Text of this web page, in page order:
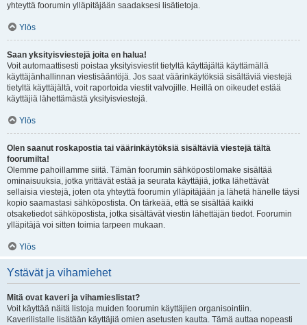
yhteyttä foorumin ylläpitäjään saadaksesi lisätietoja.
Ylös
Saan yksityisviestejä joita en halua!
Voit automaattisesti poistaa yksityisviestit tietyltä käyttäjältä käyttämällä
käyttäjänhallinnan viestisääntöjä. Jos saat väärinkäytöksiä sisältäviä viestejä
tietyltä käyttäjältä, voit raportoida viestit valvojille. Heillä on oikeudet estää
käyttäjiä lähettämästä yksityisviestejä.
Ylös
Olen saanut roskapostia tai väärinkäytöksiä sisältäviä viestejä tältä
foorumilta!
Olemme pahoillamme siitä. Tämän foorumin sähköpostilomake sisältää
ominaisuuksia, jotka yrittävät estää ja seurata käyttäjiä, jotka lähettävät
sellaisia viestejä, joten ota yhteyttä foorumin ylläpitäjään ja lähetä hänelle täysi
kopio saamastasi sähköpostista. On tärkeää, että se sisältää kaikki
otsaketiedot sähköpostista, jotka sisältävät viestin lähettäjän tiedot. Foorumin
ylläpitäjä voi sitten toimia tarpeen mukaan.
Ylös
Ystävät ja vihamiehet
Mitä ovat kaveri ja vihamieslistat?
Voit käyttää näitä listoja muiden foorumin käyttäjien organisointiin.
Kaverilistalle lisätään käyttäjiä omien asetusten kautta. Tämä auttaa nopeasti